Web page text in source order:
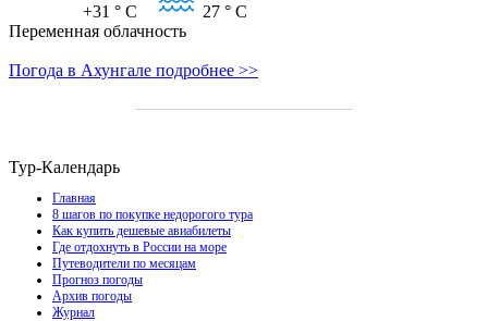
+31 ° C 27 ° C
Переменная облачность
Погода в Ахунгале подробнее >>
Тур-Календарь
Главная
8 шагов по покупке недорогого тура
Как купить дешевые авиабилеты
Где отдохнуть в России на море
Путеводители по месяцам
Прогноз погоды
Архив погоды
Журнал